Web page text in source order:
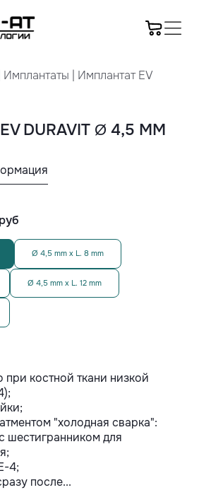
Имплантаты
Имплантат EV
DURAVIT Ø 4,5 MM
руб
Ø 4,5 mm x L. 8 mm
Ø 4,5 mm x L. 12 mm
при костной ткани низкой
"холодная сварка":
шестигранником для
4;
после...